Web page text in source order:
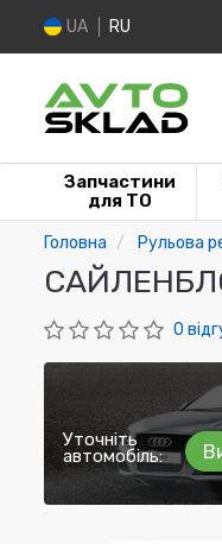
UA RU
Запчастини
для ТО
Головна Рульова
0
Уточніть
автомобіль: